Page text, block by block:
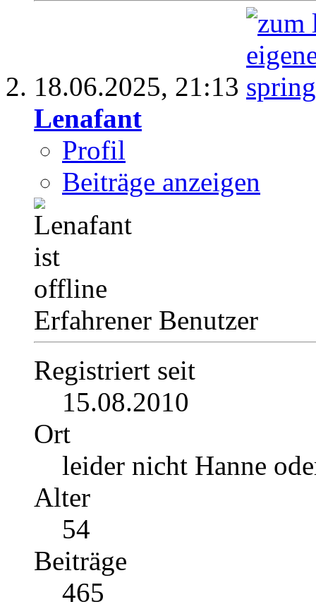
18.06.2025, 21:13
Lenafant
Profil
Beiträge anzeigen
Erfahrener Benutzer
Registriert seit
15.08.2010
Ort
leider nicht Hanne
Alter
54
Beiträge
465